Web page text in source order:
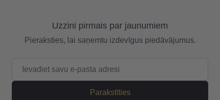
Uzzini pirmais par jaunumiem
Pieraksties, lai saņemtu izdevīgus piedāvājumus.
Parakstīties